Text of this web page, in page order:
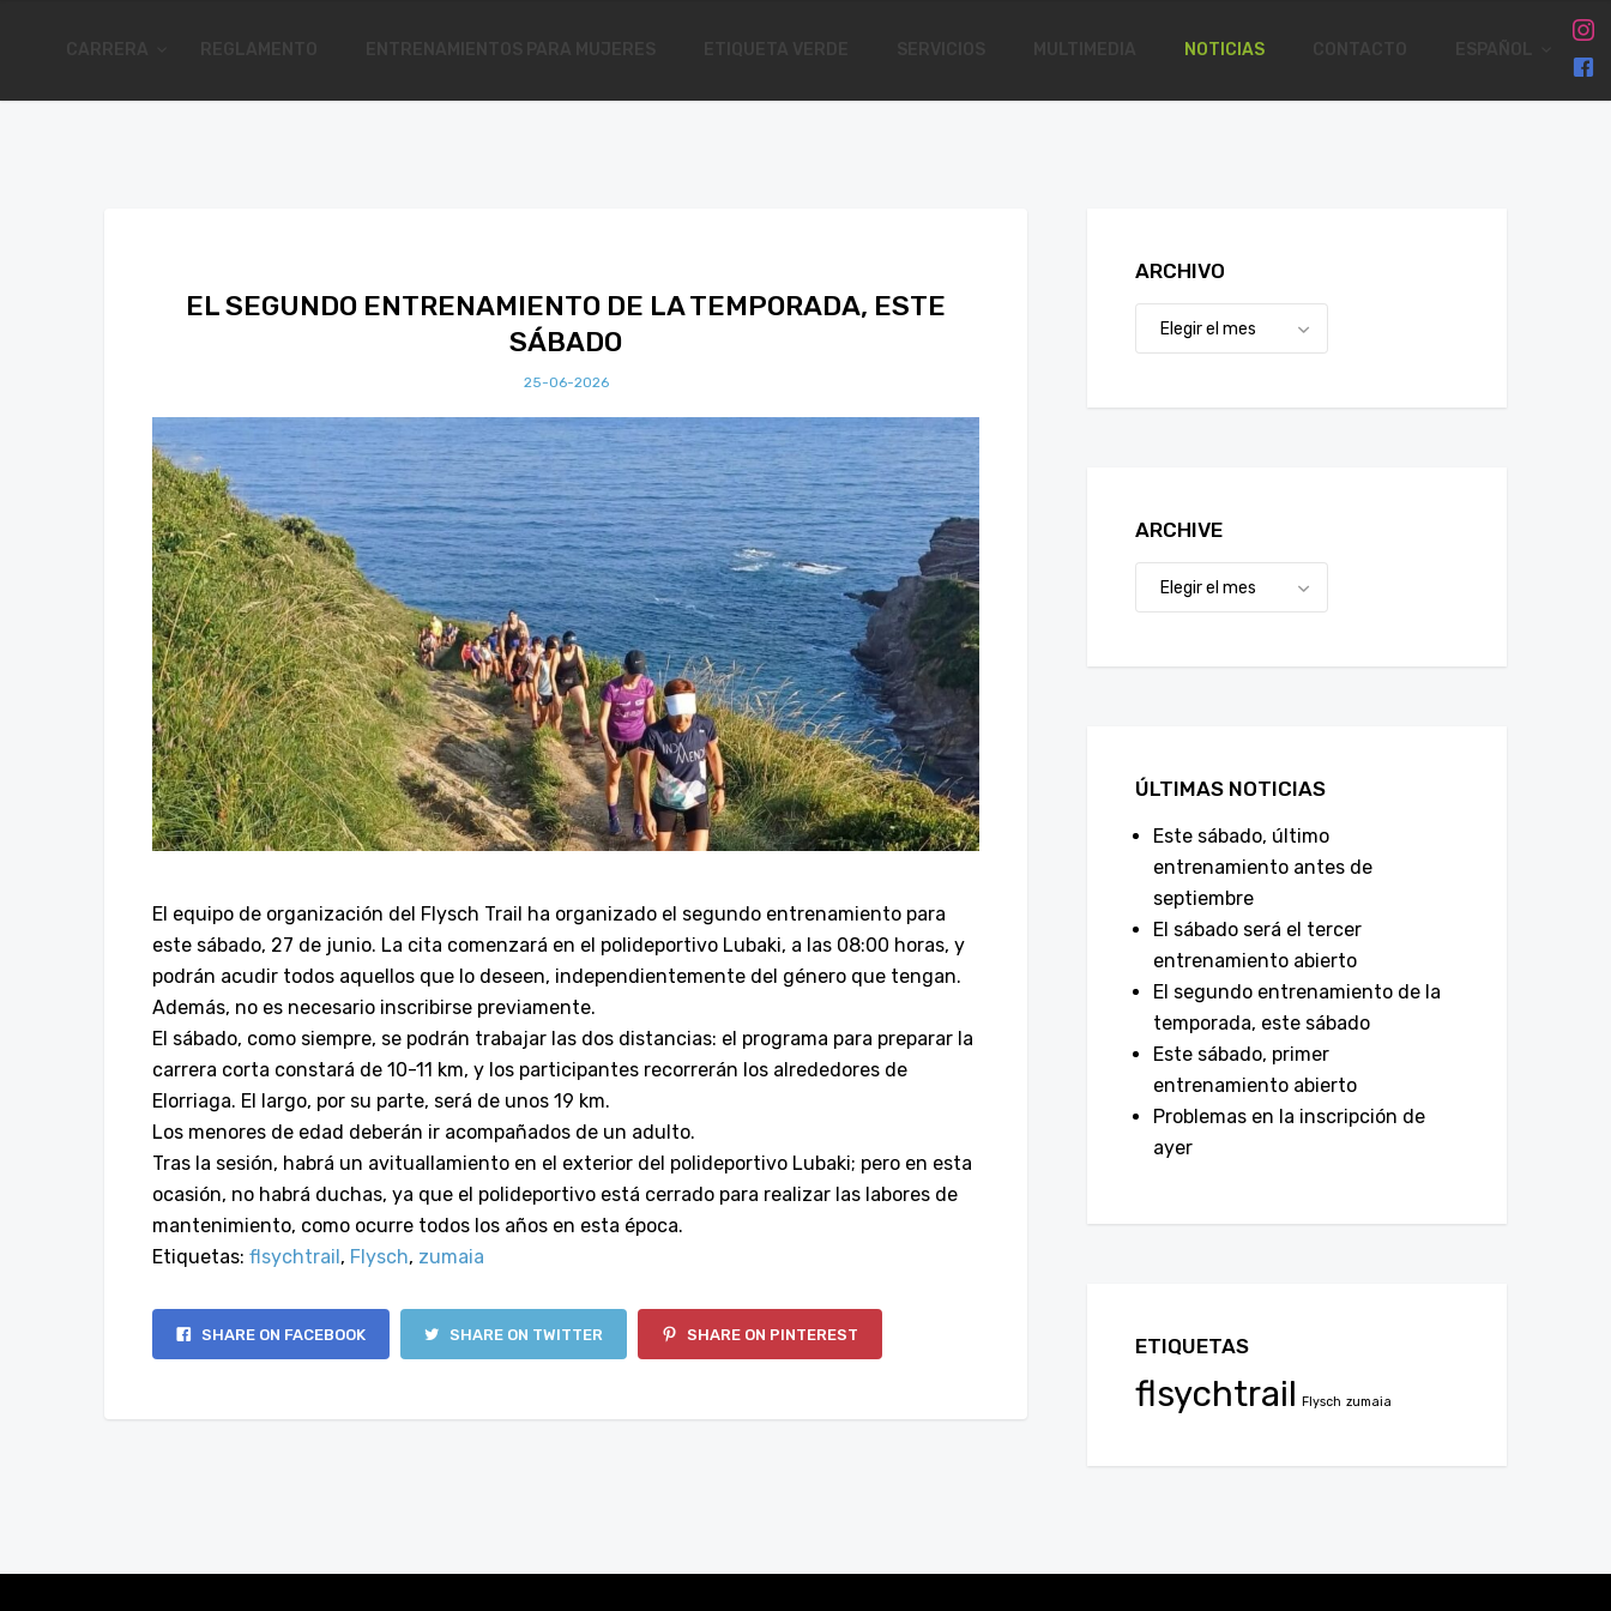
NOTICIAS
EL SEGUNDO ENTRENAMIENTO DE LA TEMPORADA, ESTE
SÁBADO
25-06-2026
El equipo de organización del Flysch Trail ha organizado el segundo entrenamiento para
este sábado, 27 de junio. La cita comenzará en el polideportivo Lubaki, a las 08:00 horas, y
podrán acudir todos aquellos que lo deseen, independientemente del género que tengan.
Además, no es necesario inscribirse previamente.
El sábado, como siempre, se podrán trabajar las dos distancias: el programa para preparar la
carrera corta constará de 10-11 km, y los participantes recorrerán los alrededores de
Elorriaga. El largo, por su parte, será de unos 19 km.
Los menores de edad deberán ir acompañados de un adulto.
Tras la sesión, habrá un avituallamiento en el exterior del polideportivo Lubaki; pero en esta
ocasión, no habrá duchas, ya que el polideportivo está cerrado para realizar las labores de
mantenimiento, como ocurre todos los años en esta época.
Etiquetas: flsychtrail, Flysch, zumaia
SHARE ON FACEBOOK SHARE ON TWITTER SHARE ON PINTEREST
ARCHIVO
ARCHIVE
ÚLTIMAS NOTICIAS
Este sábado, último
entrenamiento antes de
septiembre
El sábado será el tercer
entrenamiento abierto
El segundo entrenamiento de la
temporada, este sábado
Este sábado, primer
entrenamiento abierto
Problemas en la inscripción de
ayer
ETIQUETAS
flsychtrail Flysch zumaia